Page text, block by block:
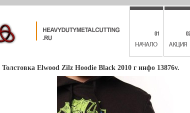
Толстовка Elwood Zilz Hoodie Black 2010 г инфо 13876v.